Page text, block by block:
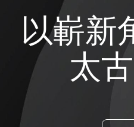
以嶄新
太